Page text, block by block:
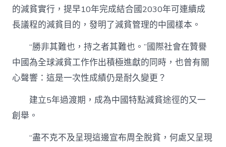
的減貧實行，提早10年完成結合國2030年可連續成
長議程的減貧目的，發明了減貧管理的中國樣本。
“勝非其難也，持之者其難也。”國際社會在贊譽
中國為全球減貧工作作出積極進獻的同時，也曾有關
心聲響：這是一次性成績仍是耐久變更？
建立5年過渡期，成為中國特點減貧途徑的又一
創舉。
“盡不克不及呈現這邊宣布周全脫貧，何處又呈現